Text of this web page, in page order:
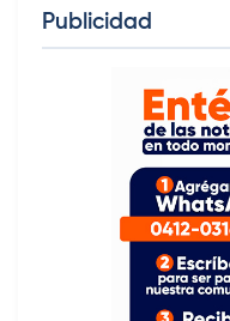
Publicidad